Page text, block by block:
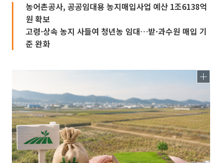
농어촌공사, 공공임대용 농지매입사업 예산 1조6138억
원 확보
고령·상속 농지 사들여 청년농 임대…밭·과수원 매입 기
준 완화